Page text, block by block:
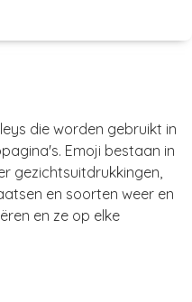
die worden gebruikt in
Emoji bestaan in
gezichtsuitdrukkingen,
en soorten weer en
en ze op elke